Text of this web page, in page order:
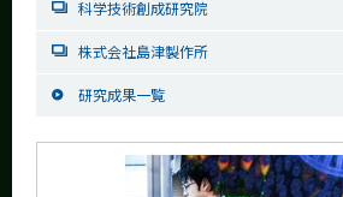
科学技術創成研究院
株式会社島津製作所
研究成果一覧